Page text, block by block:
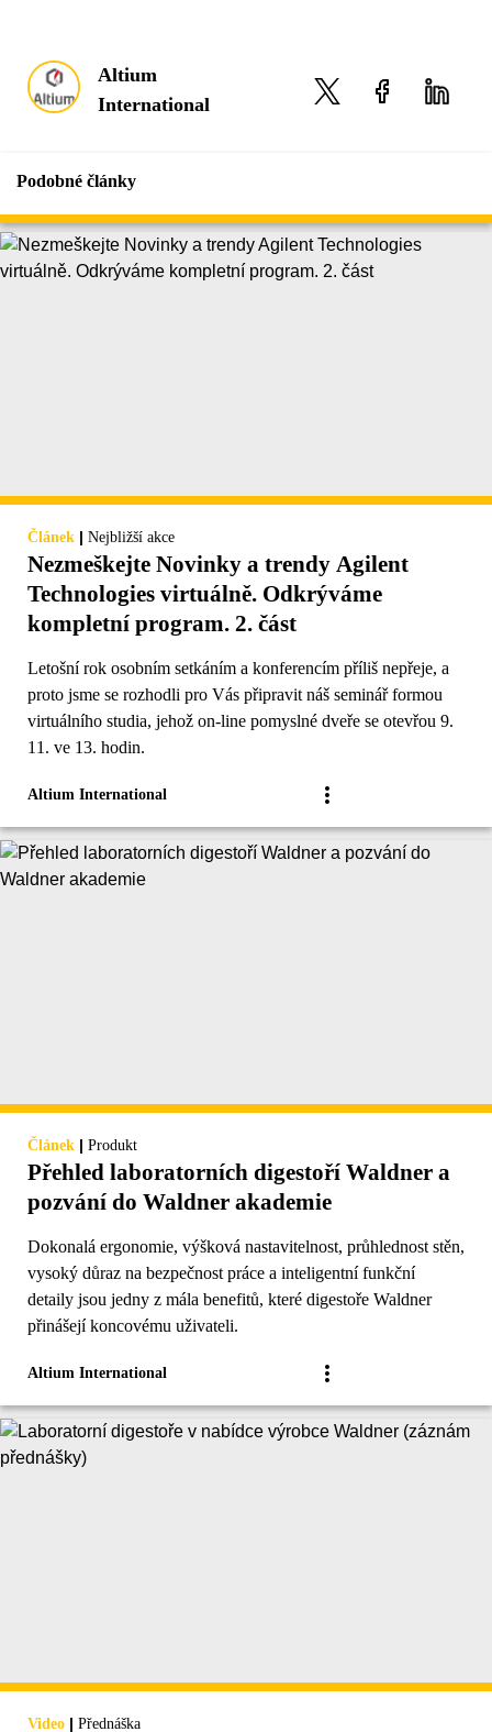
Altium
International
Podobné články
Článek | Nejbližší akce
Nezmeškejte Novinky a trendy Agilent
Technologies virtuálně. Odkrýváme
kompletní program. 2. část
Letošní rok osobním setkáním a konferencím příliš nepřeje, a
proto jsme se rozhodli pro Vás připravit náš seminář formou
virtuálního studia, jehož on-line pomyslné dveře se otevřou 9.
11. ve 13. hodin.
Altium International
Článek | Produkt
Přehled laboratorních digestoří Waldner a
pozvání do Waldner akademie
Dokonalá ergonomie, výšková nastavitelnost, průhlednost stěn,
vysoký důraz na bezpečnost práce a inteligentní funkční
detaily jsou jedny z mála benefitů, které digestoře Waldner
přinášejí koncovému uživateli.
Altium International
Video | Přednáška